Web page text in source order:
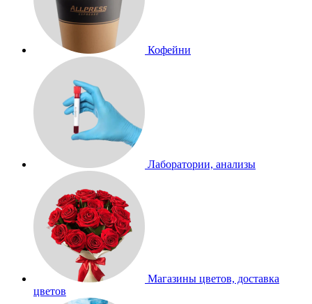
Кофейни
Лаборатории, анализы
Магазины цветов, доставка
цветов